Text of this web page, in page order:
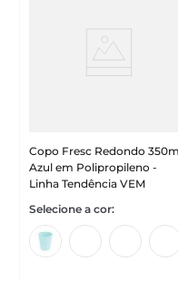
Copo Fresc Redondo
Azul em Polipropileno -
Linha Tendência VEM